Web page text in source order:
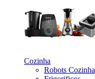
Cozinha
Robots Cozinha